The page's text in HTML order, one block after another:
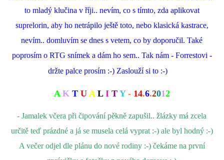
to mladý klučina v říji.. nevím, co s tímto, zda aplikovat
suprelorin, aby ho netrápilo ještě toto, nebo klasická kastrace,
nevím.. domluvím se dnes s vetem, co by doporučil. Také
poprosím o RTG snímek a dám ho sem.. Tak nám - Forrestovi -
držte palce prosím :-) Zaslouží si to :-)
AK T U A L I T Y- 14.6.2012
- Jamalek včera při čipování pěkně zapušil.. žlázky má zcela
určitě teď prázdné a já se musela celá vyprat :-) ale byl hodný :-)
A večer odjel dle plánu do nové rodiny :-) čekáme na první